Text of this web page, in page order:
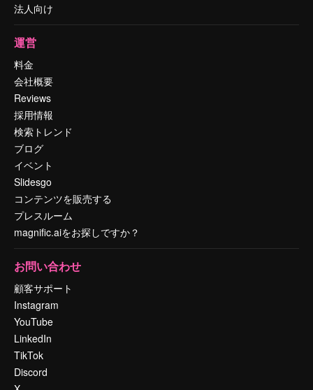
法人向け
運営
料金
会社概要
Reviews
採用情報
検索トレンド
ブログ
イベント
Slidesgo
コンテンツを販売する
プレスルーム
magnific.aiをお探しですか？
お問い合わせ
顧客サポート
Instagram
YouTube
LinkedIn
TikTok
Discord